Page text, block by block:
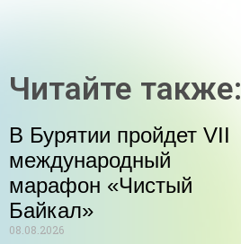
Читайте также:
В Бурятии пройдет VII
международный
марафон «Чистый
Байкал»
08.08.2026